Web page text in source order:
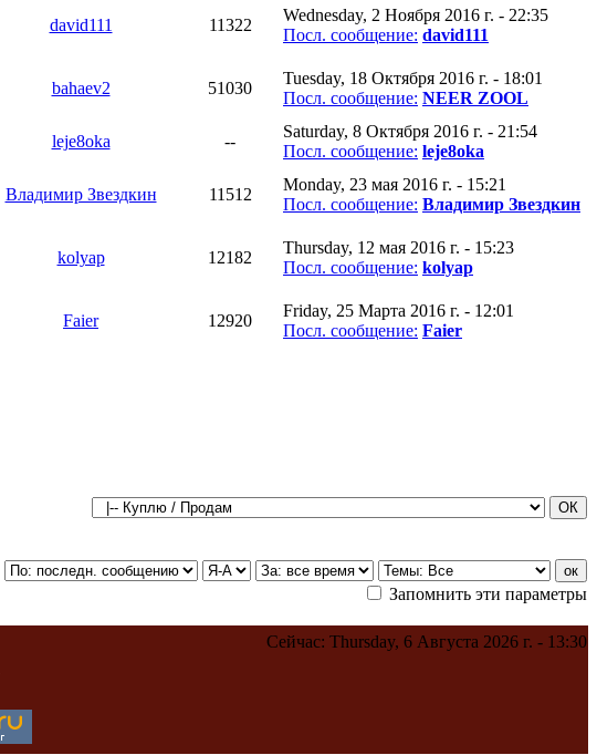
david111 11322
Wednesday, 2 Ноября 2016 г. - 22:35
Посл. сообщение: david111
bahaev2 51030
Tuesday, 18 Октября 2016 г. - 18:01
Посл. сообщение: NEER ZOOL
leje8oka --
Saturday, 8 Октября 2016 г. - 21:54
Посл. сообщение: leje8oka
Владимир Звездкин 11512
Monday, 23 мая 2016 г. - 15:21
Посл. сообщение: Владимир Звездкин
kolyap 12182
Thursday, 12 мая 2016 г. - 15:23
Посл. сообщение: kolyap
Faier 12920
Friday, 25 Марта 2016 г. - 12:01
Посл. сообщение: Faier
Запомнить эти параметры
Сейчас: Thursday, 6 Августа 2026 г. - 13:30